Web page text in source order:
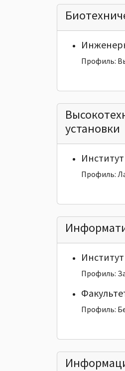
Профиль:
установки
Профиль:
Профиль:
Профиль: